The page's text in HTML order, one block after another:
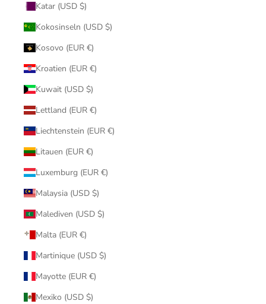
Katar (USD $)
Kokosinseln (USD $)
Kosovo (EUR €)
Kroatien (EUR €)
Kuwait (USD $)
Lettland (EUR €)
Liechtenstein (EUR €)
Litauen (EUR €)
Luxemburg (EUR €)
Malaysia (USD $)
Malediven (USD $)
Malta (EUR €)
Martinique (USD $)
Mayotte (EUR €)
Mexiko (USD $)